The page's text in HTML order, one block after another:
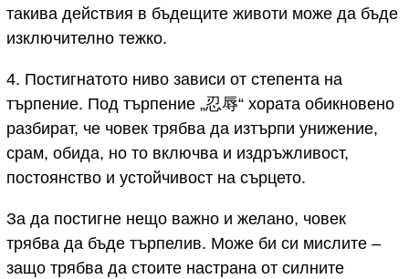
такива действия в бъдещите животи може да бъде
изключително тежко.
4. Постигнатото ниво зависи от степента на
търпение. Под търпение „忍辱“ хората обикновено
разбират, че човек трябва да изтърпи унижение,
срам, обида, но то включва и издръжливост,
постоянство и устойчивост на сърцето.
За да постигне нещо важно и желано, човек
трябва да бъде търпелив. Може би си мислите –
защо трябва да стоите настрана от силните